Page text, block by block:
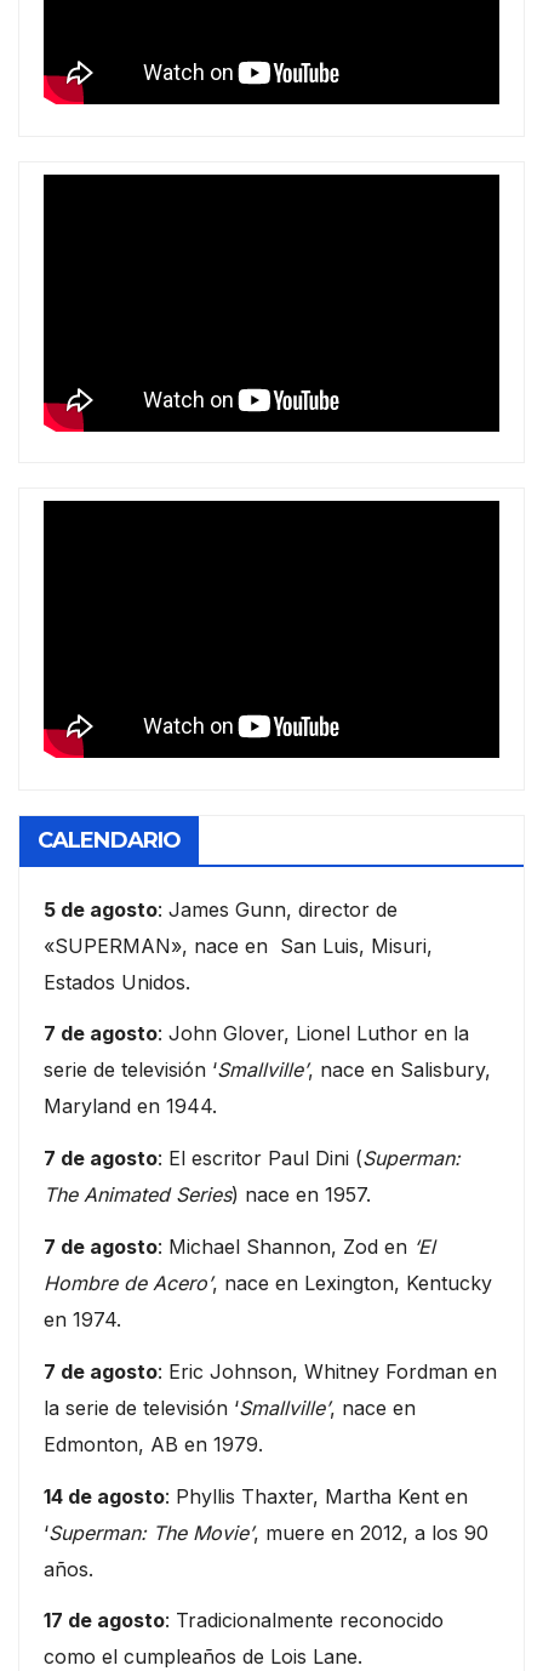
CALENDARIO
5 de agosto: James Gunn, director de
«SUPERMAN», nace en San Luis, Misuri,
Estados Unidos.
7 de agosto: John Glover, Lionel Luthor en la
serie de televisión ‘Smallville’, nace en Salisbury,
Maryland en 1944.
7 de agosto: El escritor Paul Dini (Superman:
The Animated Series) nace en 1957.
7 de agosto: Michael Shannon, Zod en ‘El
Hombre de Acero’, nace en Lexington, Kentucky
en 1974.
7 de agosto: Eric Johnson, Whitney Fordman en
la serie de televisión ‘Smallville’, nace en
Edmonton, AB en 1979.
14 de agosto: Phyllis Thaxter, Martha Kent en
‘Superman: The Movie’, muere en 2012, a los 90
años.
17 de agosto: Tradicionalmente reconocido
como el cumpleaños de Lois Lane.